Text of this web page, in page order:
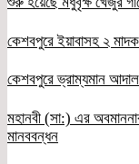
কেশবপুরে ইয়াবাসহ ২
কেশবপুরে ভ্রাম্যমান
মহানবী (সা:) এর
মানববন্ধন